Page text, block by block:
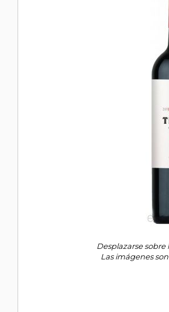
Desplazarse
Las imágenes